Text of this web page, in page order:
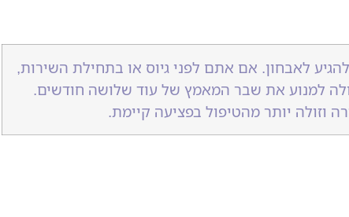
לאבחון. אם אתם לפני גיוס או בתחילת השירות,
למנוע את שבר המאמץ של עוד שלושה חודשים.
וזולה יותר מהטיפול בפציעה קיימת.